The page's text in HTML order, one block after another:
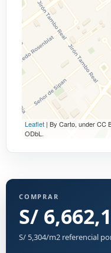
Leaflet | By Carto, under CC
ODbL.
COMPRAR
S/
S/ 5,304/m2 referencial